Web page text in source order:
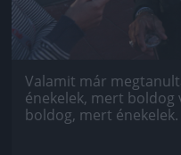
Valamit már
énekelek, mert boldog
boldog, mert énekelek.